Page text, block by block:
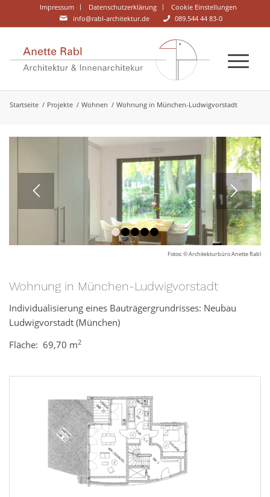
Impressum Datenschutzerklärung
Cookie Einstellungen
info@rabl-architektur.de
089.544 44 83-0
Startseite / Projekte / Wohnen / Wohnung in München-Ludwigvorstadt
2 3 4 5
Fotos: © Architekturbüro Anette Rabl
Wohnung in München-Ludwigvorstadt
Individualisierung eines Bauträgergrundrisses: Neubau
Ludwigvorstadt (München)
Fläche: 69,70 m2